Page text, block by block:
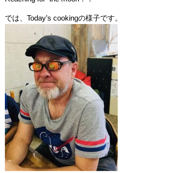
では、Today’s cookingの様子です。